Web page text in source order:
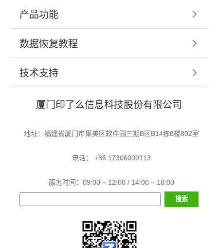
产品功能
数据恢复教程
技术支持
厦门印了么信息科技股份有限公司
地址：福建省厦门市集美区软件园三期B区B14栋8楼802室
电话： +86 17306009113
服务时间：09:00 ~ 12:00 / 14:00 ~ 18:00